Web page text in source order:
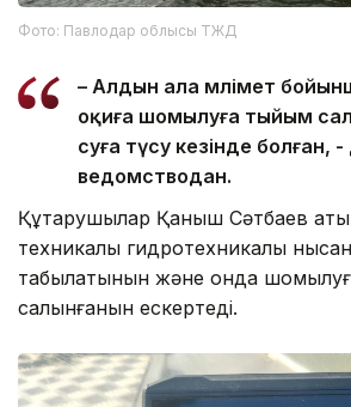
Фото: Павлодар облысы ТЖД
– Алдын ала мәлімет
оқиға шомылуға тыйым
суға түсу кезінде болған,
ведомстводан.
Құтқарушылар Қаныш Сәтбаев
техникалық гидротехникалық
табылатынын және онда
салынғанын ескертеді.